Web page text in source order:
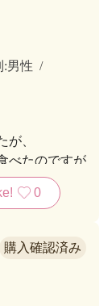
:男性
が、
べたのですが
！
0